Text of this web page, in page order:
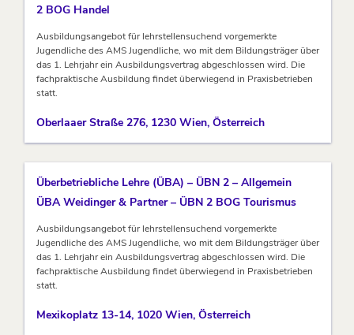
2 BOG Handel
Ausbildungsangebot für lehrstellensuchend vorgemerkte
Jugendliche des AMS Jugendliche, wo mit dem Bildungsträger über
das 1. Lehrjahr ein Ausbildungsvertrag abgeschlossen wird. Die
fachpraktische Ausbildung findet überwiegend in Praxisbetrieben
statt.
Oberlaaer Straße 276, 1230 Wien, Österreich
Überbetriebliche Lehre (ÜBA) – ÜBN 2 – Allgemein
ÜBA Weidinger & Partner – ÜBN 2 BOG Tourismus
Ausbildungsangebot für lehrstellensuchend vorgemerkte
Jugendliche des AMS Jugendliche, wo mit dem Bildungsträger über
das 1. Lehrjahr ein Ausbildungsvertrag abgeschlossen wird. Die
fachpraktische Ausbildung findet überwiegend in Praxisbetrieben
statt.
Mexikoplatz 13-14, 1020 Wien, Österreich